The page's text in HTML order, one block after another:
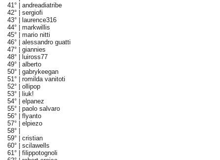
41° | andreadiatribe
42° | sergiofi
43° |
laurence316
44° | markwillis
45° | mario nitti
46° | alessandro guatti
47° | giannies
48° |
luiross77
49° | alberto
50° | gabrykeegan
51° | romilda vanitoti
52° | ollipop
53° |
liuk!
54° | elpanez
55° | paolo salvaro
56° | flyanto
57° | elpiezo
58° |
59° | cristian
60° | scilawells
61° | filippotognoli